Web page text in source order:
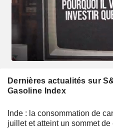
Dernières actualités sur
Gasoline Index
Inde : la consommation de
juillet et atteint un sommet de